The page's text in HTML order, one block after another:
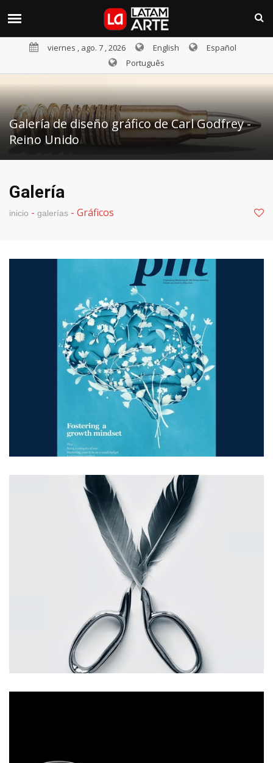
viernes , ago. 7 , 2026 English
Español
Português
Galería de diseño gráfico de Carl Godfrey -
Reino Unido
Galería
inicio - galerías - Gráficos